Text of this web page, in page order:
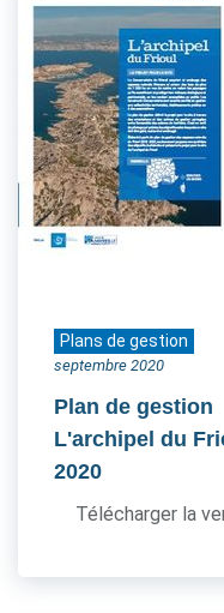
Plans de gestion
septembre 2020
Plan de gestion
L'archipel du
2020
Télécharger la